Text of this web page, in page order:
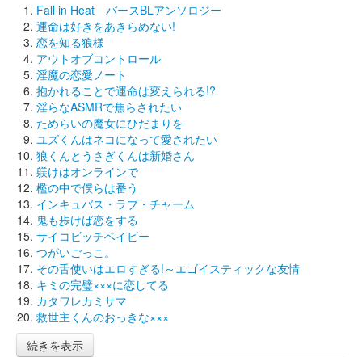
Fall in Heat バースBLアンソロジー
運命は好きをあきらめない!
恋を知る狼様
アウトオブコントロール
淫魔の恋愛ノート
抱かれることで運命は変えられる!?
淫らなASMRで焦らされたい
ためらいの魔女にひだまりを
ユズくんはネコになって愛されたい
狼くんとうさぎくんは新婚さん
躾けはオンラインで
檻の中で僕らは番う
インキュバス・ラブ・チャーム
鬼も歩けば恋をする
サイコビッチベイビー
つがいごっこ。
その舌使いはエロすぎる!～エゴイスティックな友情
キミの完璧×××に恋してる
カタワレカミサマ
救世主くんのおっきな×××
続きを表示